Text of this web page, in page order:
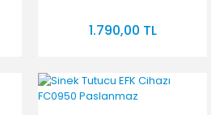
1.790,00 TL